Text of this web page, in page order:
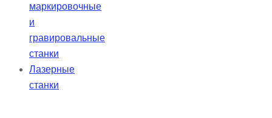
маркировочные
и
гравировальные
станки
Лазерные
станки